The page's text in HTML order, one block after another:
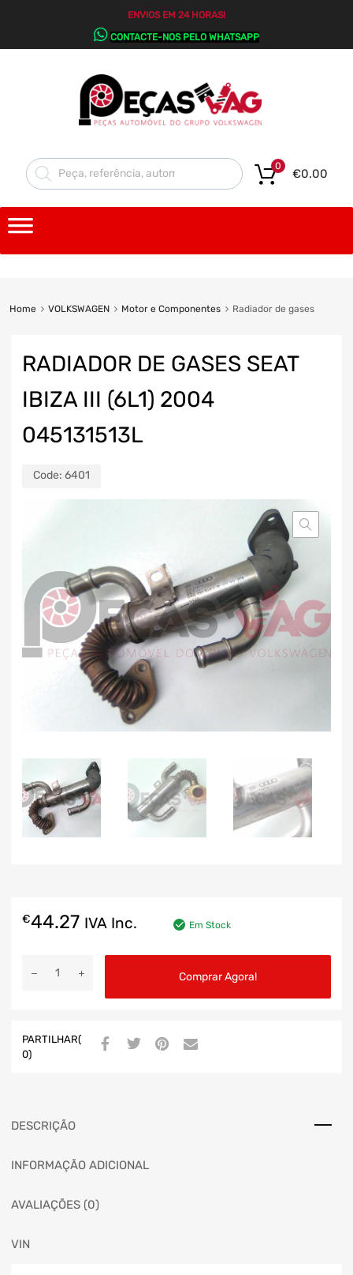
ENVIOS EM 24 HORAS!
CONTACTE-NOS PELO WHATSAPP
€0.00
0
Home VOLKSWAGEN Motor e Componentes Radiador de gases
RADIADOR DE GASES SEAT
IBIZA III (6L1) 2004
045131513L
Code: 6401
€44.27 IVA Inc. Em Stock
Comprar Agora!
PARTILHAR(
0)
DESCRIÇÃO
INFORMAÇÃO ADICIONAL
AVALIAÇÕES (0)
VIN